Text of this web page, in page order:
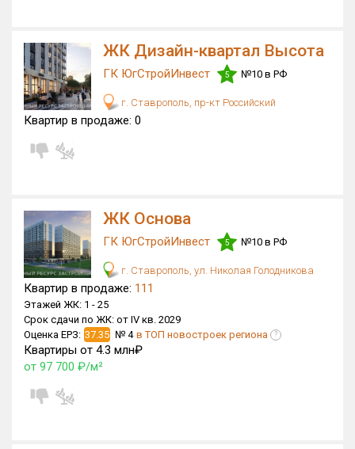
ЖК Дизайн-квартал Высота
ГК ЮгСтройИнвест 5 №10 в РФ
г. Ставрополь, пр-кт Российский
Квартир в продаже: 0
ЖК Основа
ГК ЮгСтройИнвест 5 №10 в РФ
г. Ставрополь, ул. Николая Голодникова
Квартир в продаже: 111
Этажей ЖК: 1 - 25
Срок сдачи по ЖК: от IV кв. 2029
Оценка ЕРЗ: 37.35 № 4 в ТОП новостроек региона ?
Квартиры от 4.3 млн₽
от 97 700 ₽/м²